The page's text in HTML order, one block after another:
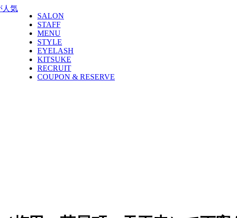
SALON
STAFF
MENU
STYLE
EYELASH
KITSUKE
RECRUIT
COUPON & RESERVE